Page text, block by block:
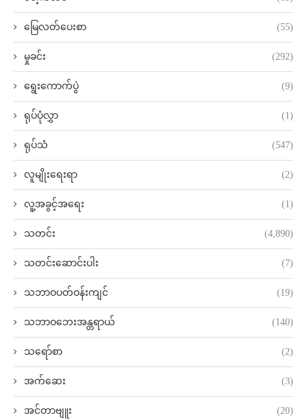
မြေလတ်ပေးစာ (55)
မှုခင်း (292)
ရွေးကောက်ပွဲ (9)
ရုပ်ပုံလွှာ (1)
ရုပ်သံ (547)
လူမျိုးရေးရာ (2)
လူ့အခွင့်အရေး (1)
သတင်း (4,890)
သတင်းဆောင်းပါး (7)
သဘာဝပတ်ဝန်းကျင် (19)
သဘာဝဘေးအန္တရာယ် (140)
သရော်စာ (2)
အက်ဆေး (3)
အင်တာဗျူး (20)